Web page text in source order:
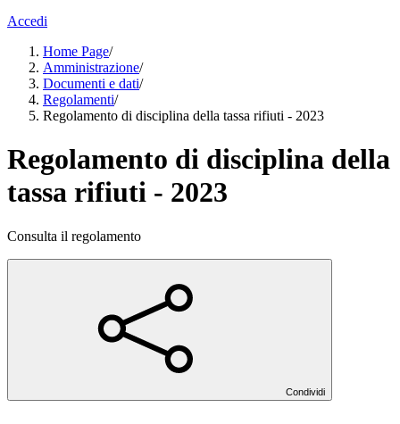
Accedi
Home Page/
Amministrazione/
Documenti e dati/
Regolamenti/
Regolamento di disciplina della tassa rifiuti - 2023
Regolamento di disciplina della
tassa rifiuti - 2023
Consulta il regolamento
Condividi